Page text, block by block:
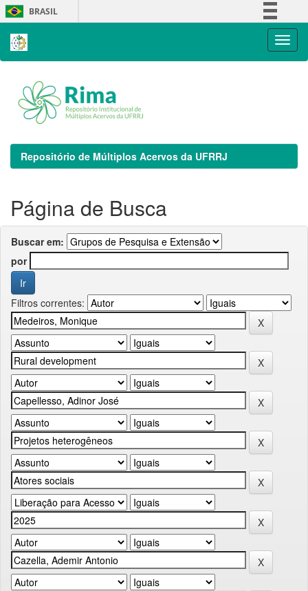
Skip
navigation
BRASIL
Repositório de Múltiplos Acervos da UFRRJ
Página de Busca
Buscar em:
por
Filtros correntes: